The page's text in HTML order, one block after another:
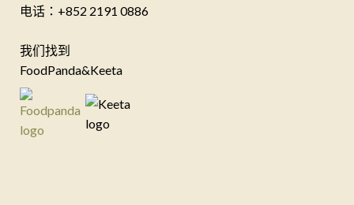
电话：+852 2191 0886
我们找到
FoodPanda&Keeta